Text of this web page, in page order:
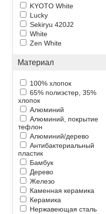
KYOTO White
Lucky
Sekiryu 420J2
White
Zen White
Материал
100% хлопок
65% полиэстер, 35%
хлопок
Алюминий
Алюминий, покрытие
тефлон
Алюминий/дерево
Антибактериальный
пластик
Бамбук
Дерево
Железо
Каменная керамика
Керамика
Нержавеющая сталь